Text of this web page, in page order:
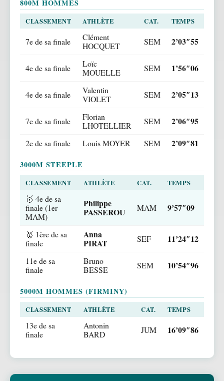
800M HOMMES
CLASSEMENT ATHLÈTE CAT. TEMPS
7e de sa finale
Clément
HOCQUET
SEM 2’03″55
4e de sa finale
Loïc
MOUELLE
SEM 1’56″06
4e de sa finale
Valentin
VIOLET
SEM 2’05″13
7e de sa finale
Florian
LHOTELLIER
SEM 2’06″95
2e de sa finale Louis MOYER SEM 2’09″81
3000M STEEPLE
CLASSEMENT ATHLÈTE CAT. TEMPS
🥇 4e de sa
finale (1er
MAM)
Philippe
PASSEROU MAM 9’57″09
🥇 1ère de sa
finale
Anna
PIRAT SEF 11’24″12
11e de sa
finale
Bruno
BESSE
SEM 10’54″96
5000M HOMMES (FIRMINY)
CLASSEMENT ATHLÈTE CAT. TEMPS
13e de sa
finale
Antonin
BARD
JUM 16’09″86